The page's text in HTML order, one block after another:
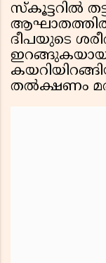
സ്കൂട്ടറിൽ
ആഘാതത്തിൽ
ദീപയുടെ
തൽക്ഷണം